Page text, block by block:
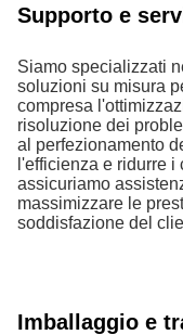
Supporto e
Siamo specializzati
soluzioni su misura
compresa
risoluzione dei
al perfezionamento
l'efficienza e ridurre
assicuriamo
massimizzare le
soddisfazione del
Imballaggio e